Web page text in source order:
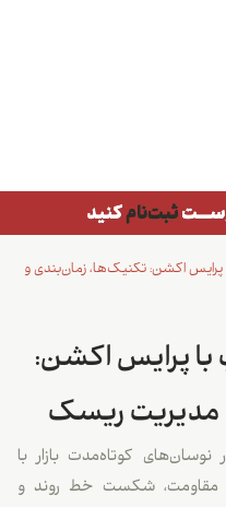
پرایس اکشن: تکنیک‌ها، زمان‌بندی و
با پرایس اکشن:
مدیریت ریسک
کوتاه‌مدت بازار با
مقاومت، شکست خط روند و